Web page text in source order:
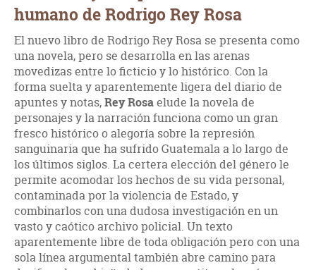
humano de Rodrigo Rey Rosa
El nuevo libro de Rodrigo Rey Rosa se presenta como
una novela, pero se desarrolla en las arenas
movedizas entre lo ficticio y lo histórico. Con la
forma suelta y aparentemente ligera del diario de
apuntes y notas,Rey Rosaelude la novela de
personajes y la narración funciona como un gran
fresco histórico o alegoría sobre la represión
sanguinaria que ha sufrido Guatemala a lo largo de
los últimos siglos. La certera elección del género le
permite acomodar los hechos de su vida personal,
contaminada por la violencia de Estado, y
combinarlos con una dudosa investigación en un
vasto y caótico archivo policial. Un texto
aparentemente libre de toda obligación pero con una
sola línea argumental también abre camino para